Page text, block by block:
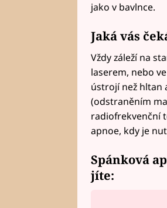
jako v bavlnce.
Jaká vás
Vždy záleží na
laserem, nebo
ústrojí než hltan
(odstraněním
radiofrekvenční
apnoe, kdy je
Spánková
jíte: